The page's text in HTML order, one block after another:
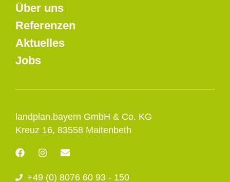
landplan.bayern GmbH & Co. KG
Kreuz 16, 83558 Maitenbeth
F
a
e
I
t
E
e
+49 (0) 8076 60 93 - 150
Über uns
Referenzen
Aktuelles
Jobs